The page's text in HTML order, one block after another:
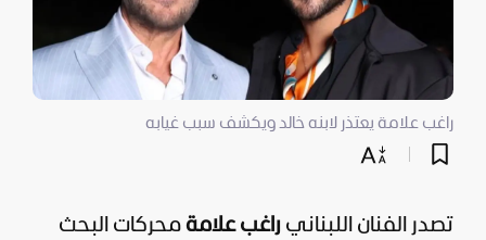
راغب علامة يعتذر لابنه خالد ويكشف سبب غيابه
تصدر الفنان اللبناني راغب علامة محركات البحث